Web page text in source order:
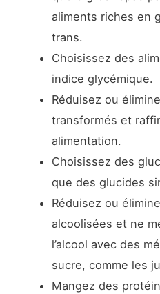
aliments riches en
trans.
Choisissez des
indice glycémique.
Réduisez ou
transformés et
alimentation.
Choisissez des
que des glucides
Réduisez ou
alcoolisées et ne
l’alcool avec des
sucre, comme les
Mangez des